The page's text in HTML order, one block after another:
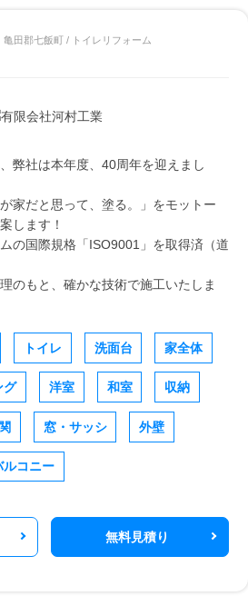
亀田郡七飯町 / トイレリフォーム
弊社は本年度、40周年を迎えまし
家だと思って、塗る。」をモットー
します！
の国際規格「ISO9001」を取得済（道
のもと、確かな技術で施工いたしま
トイレ 洗面台 家全体
グ 洋室 和室 収納
窓・サッシ 外壁
ルコニー
無料見積り